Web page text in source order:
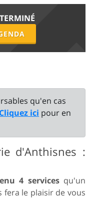
qu'en cas
Cliquez ici pour en
d'Anthisnes :
4 servicesqu'un
le plaisir de vous